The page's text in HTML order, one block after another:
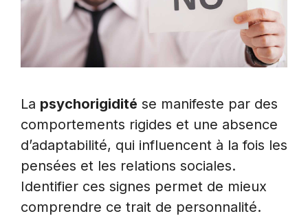
La psychorigidité se manifeste par des
comportements rigides et une absence
d’adaptabilité, qui influencent à la fois les
pensées et les relations sociales.
Identifier ces signes permet de mieux
comprendre ce trait de personnalité.